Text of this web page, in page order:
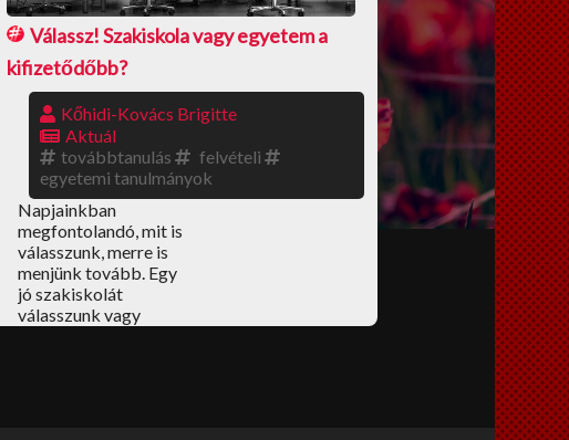
Válassz! Szakiskola vagy egyetem a
kifizetődőbb?
Kőhidi-Kovács Brigitte
Aktuál
továbbtanulás
felvételi
egyetemi tanulmányok
Napjainkban
megfontolandó, mit is
válasszunk, merre is
menjünk tovább. Egy
jó szakiskolát
válasszunk vagy